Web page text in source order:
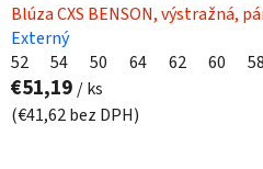
Blúza CXS BENSON, výstražná,
Externý
52
54 50 64 62 60 58
€51,19 / ks
(€41,62 bez DPH)